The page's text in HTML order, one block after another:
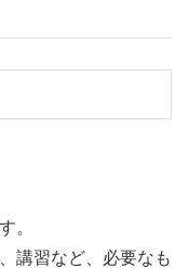
。
講習など、必要なも